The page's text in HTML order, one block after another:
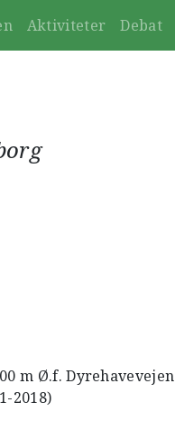
Aktiviteter Debat
m Ø.f. Dyrehavevejen
2018)